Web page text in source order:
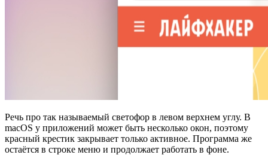
Речь про так называемый светофор в левом верхнем углу. В
macOS у приложений может быть несколько окон, поэтому
красный крестик закрывает только активное. Программа же
остаётся в строке меню и продолжает работать в фоне.